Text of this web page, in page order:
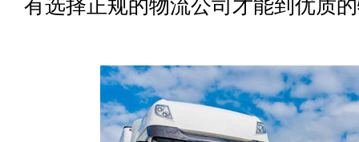
有选择正规的物流公司才能到优质